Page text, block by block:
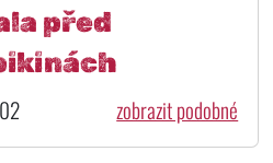
před
zobrazit podobné